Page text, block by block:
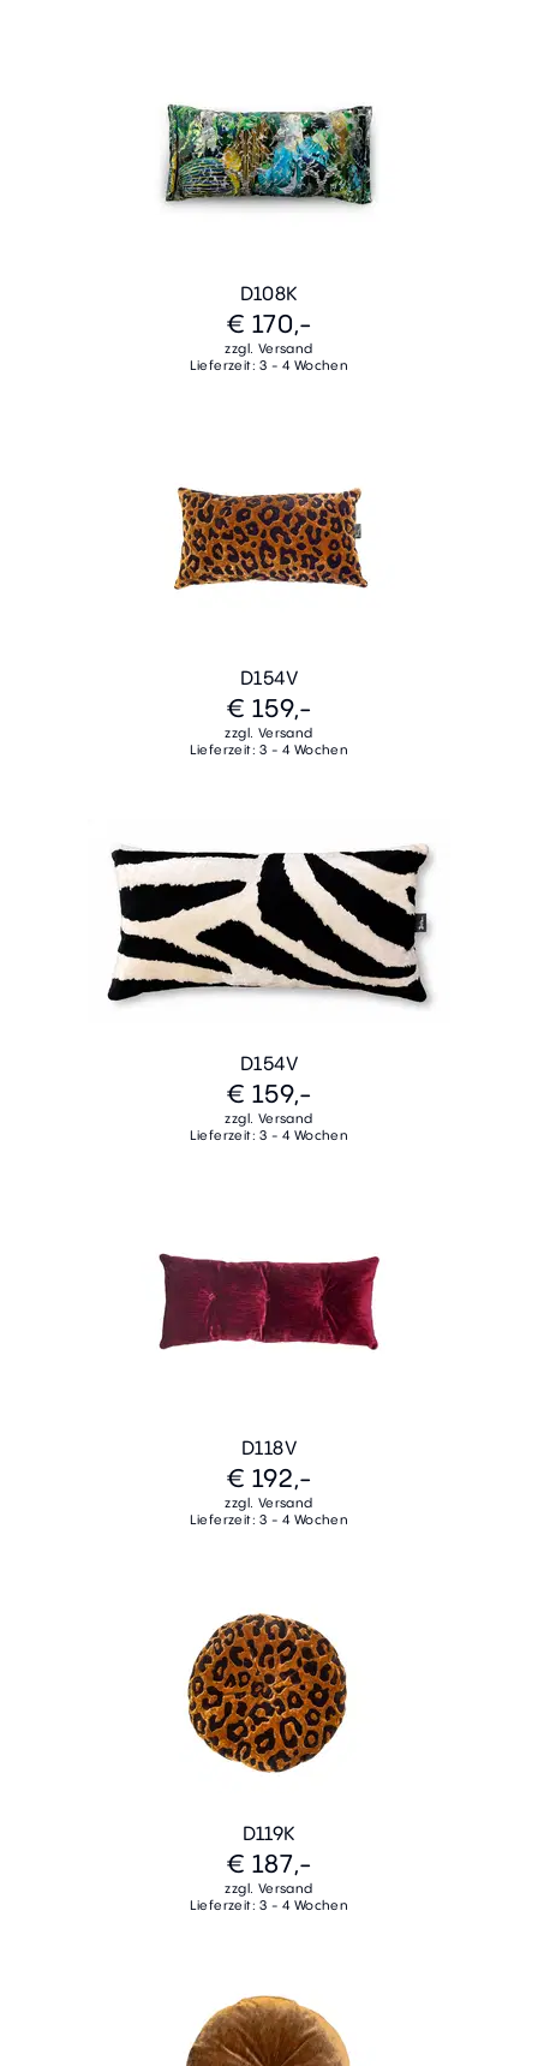
D108K
€ 170,-
zzgl. Versand
Lieferzeit: 3 - 4 Wochen
D154V
€ 159,-
zzgl. Versand
Lieferzeit: 3 - 4 Wochen
D154V
€ 159,-
zzgl. Versand
Lieferzeit: 3 - 4 Wochen
D118V
€ 192,-
zzgl. Versand
Lieferzeit: 3 - 4 Wochen
D119K
€ 187,-
zzgl. Versand
Lieferzeit: 3 - 4 Wochen